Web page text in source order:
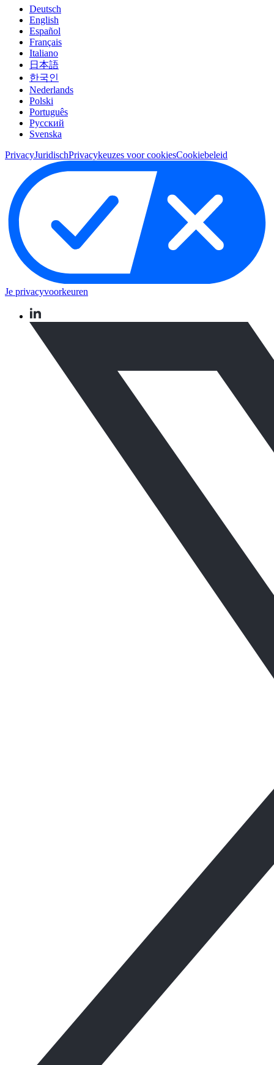
Deutsch
English
Español
Français
Italiano
日本語
한국인
Nederlands
Polski
Português
Pусский
Svenska
PrivacyJuridischPrivacykeuzes voor cookiesCookiebeleid
Je privacyvoorkeuren